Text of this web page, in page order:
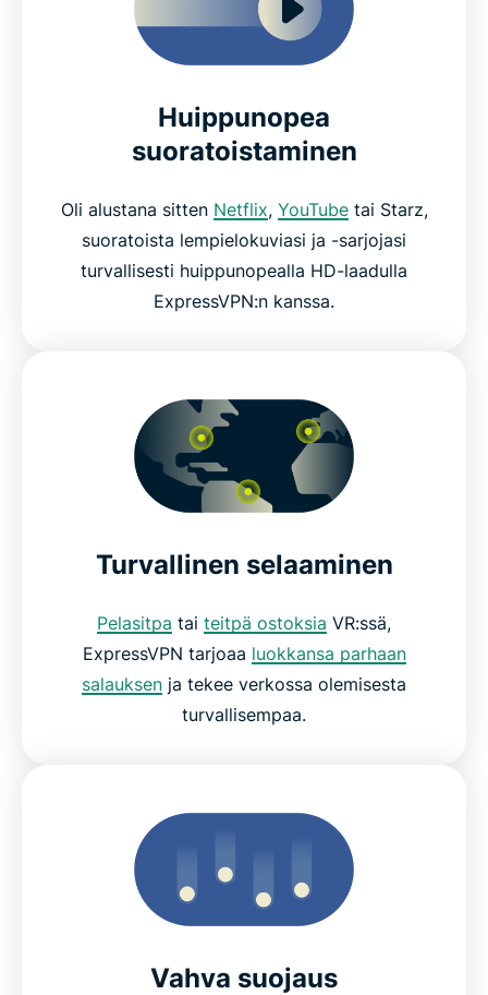
Huippunopea
suoratoistaminen
Oli alustana sitten Netflix, YouTubetai Starz,
suoratoista lempielokuviasi ja -sarjojasi
turvallisesti huippunopealla HD-laadulla
ExpressVPN:n kanssa.
Turvallinen selaaminen
Pelasitpa tai teitpä ostoksia VR:ssä,
ExpressVPN tarjoaa luokkansa parhaan
salauksen ja tekee verkossa olemisesta
turvallisempaa.
Vahva suojaus